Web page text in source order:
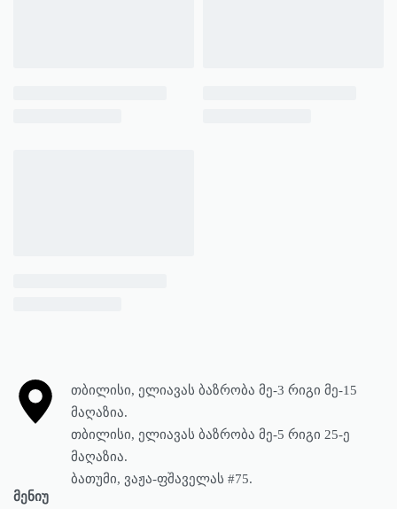
თბილისი, ელიავას ბაზრობა მე-3 რიგი მე-15
მაღაზია.
თბილისი, ელიავას ბაზრობა მე-5 რიგი 25-ე
მაღაზია.
ბათუმი, ვაჟა-ფშაველას #75.
მენიუ